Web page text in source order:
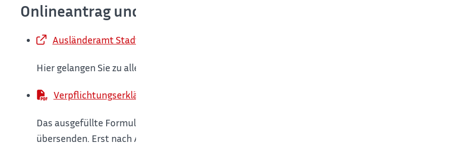
Onlineantrag und Formulare
Ausländeramt Stadt Böblingen Homepage
Hier gelangen Sie zu allen Informationen bei der Stadt Böblingen - Ausländeramt.
Verpflichtungserklärung Formular zur Abgabe (PDF ausfüllbar)
Das ausgefüllte Formular ist mit
übersenden. Erst nach Abschluss unserer rechtlichen Prüfung erhalten Sie einen Termin zur